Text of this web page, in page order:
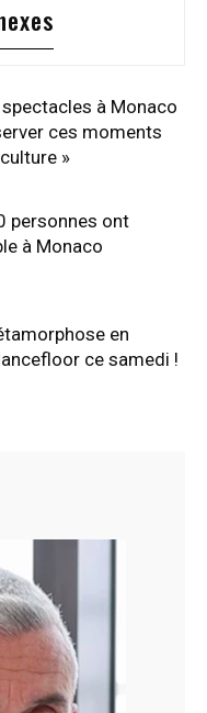
à Monaco
ces moments
»
personnes ont
à Monaco
en
ce samedi !